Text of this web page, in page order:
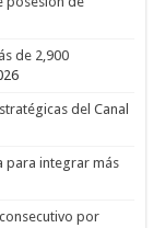
de 2,900
del Canal
para integrar más
por